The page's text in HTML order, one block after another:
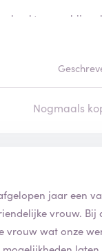
waar hij op
werd niet
Datgene
aanwezig.
Nogmaals
jaar een
vrouw. Bij
vrouw wat onze